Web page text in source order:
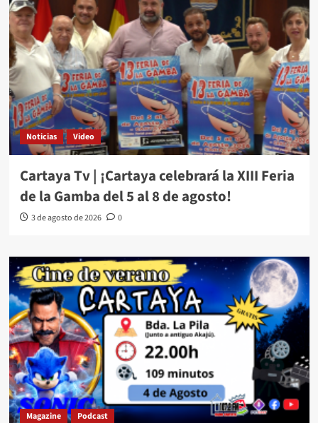
Noticias Video
Cartaya Tv | ¡Cartaya celebrará la XIII Feria
de la Gamba del 5 al 8 de agosto!
3 de agosto de 2026 0
Magazine Podcast